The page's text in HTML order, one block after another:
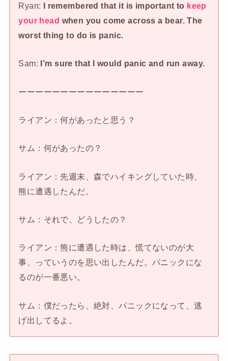
Ryan: I remembered that it is important to keep
your head when you come across a bear. The
worst thing to do is panic.
Sam: I’m sure that I would panic and run away.
ーーーーーーーーーーーーーーー
ライアン：何があったと思う？
サム：何があったの？
ライアン：先週末、森でハイキングしていた時、
熊に遭遇したんだ。
サム：それで、どうしたの？
ライアン：熊に遭遇した時は、慌てないのが大
事、っていうのを思い出したんだ。パニックにな
るのが一番悪い。
サム：僕だったら、絶対、パニックになって、逃
げ出してるよ。